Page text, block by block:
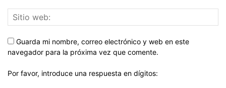
Guarda mi nombre, correo electrónico y web en este
navegador para la próxima vez que comente.
Por favor, introduce una respuesta en dígitos: